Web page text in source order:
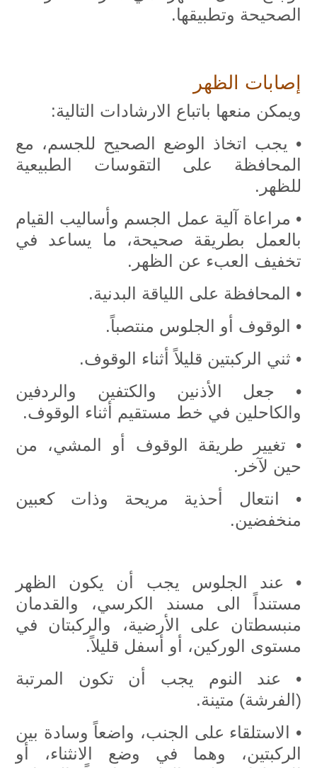
الصحيحة وتطبيقها.
إصابات الظهر
ويمكن منعها باتباع الارشادات التالية:
• يجب اتخاذ الوضع الصحيح للجسم، مع
المحافظة على التقوسات الطبيعية
للظهر.
• مراعاة آلية عمل الجسم وأساليب القيام
بالعمل بطريقة صحيحة، ما يساعد في
تخفيف العبء عن الظهر.
• المحافظة على اللياقة البدنية.
• الوقوف أو الجلوس منتصباً.
• ثني الركبتين قليلاً أثناء الوقوف.
• جعل الأذنين والكتفين والردفين
والكاحلين في خط مستقيم أثناء الوقوف.
• تغيير طريقة الوقوف أو المشي، من
حين لآخر.
• انتعال أحذية مريحة وذات كعبين
منخفضين.
• عند الجلوس يجب أن يكون الظهر
مستنداً الى مسند الكرسي، والقدمان
منبسطتان على الأرضية، والركبتان في
مستوى الوركين، أو أسفل قليلاً.
• عند النوم يجب أن تكون المرتبة
(الفرشة) متينة.
• الاستلقاء على الجنب، واضعاً وسادة بين
الركبتين، وهما في وضع الانثناء، أو